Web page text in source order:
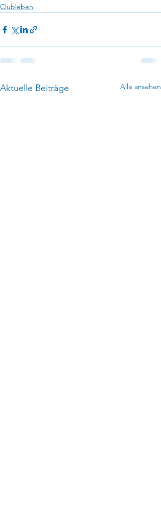
Clubleben
Aktuelle Beiträge Alle ansehen